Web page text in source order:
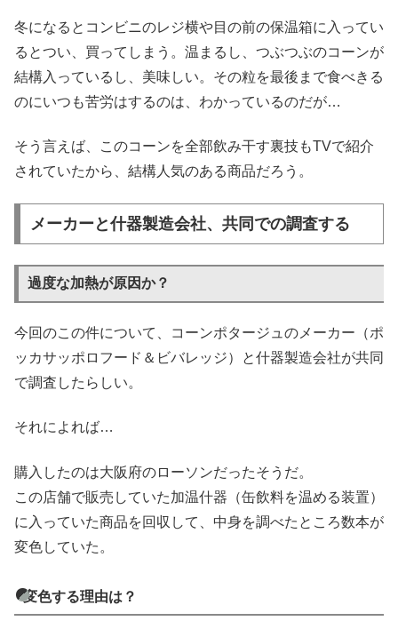
冬になるとコンビニのレジ横や目の前の保温箱に入ってい
るとつい、買ってしまう。温まるし、つぶつぶのコーンが
結構入っているし、美味しい。その粒を最後まで食べきる
のにいつも苦労はするのは、わかっているのだが…
そう言えば、このコーンを全部飲み干す裏技もTVで紹介
されていたから、結構人気のある商品だろう。
メーカーと什器製造会社、共同での調査する
過度な加熱が原因か？
今回のこの件について、コーンポタージュのメーカー（ポ
ッカサッポロフード＆ビバレッジ）と什器製造会社が共同
で調査したらしい。
それによれば…
購入したのは大阪府のローソンだったそうだ。
この店舗で販売していた加温什器（缶飲料を温める装置）
に入っていた商品を回収して、中身を調べたところ数本が
変色していた。
変色する理由は？